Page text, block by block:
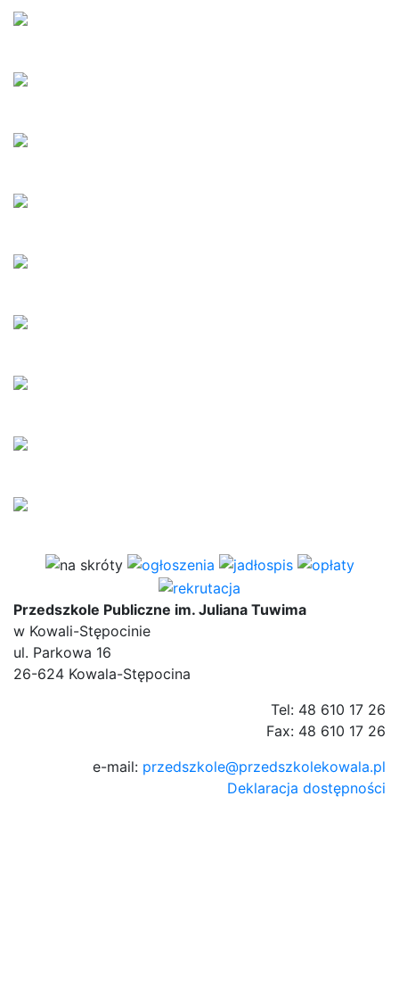
Przedszkole Publiczne im. Juliana Tuwima
w Kowali-Stępocinie
ul. Parkowa 16
26-624 Kowala-Stępocina
Tel: 48 610 17 26
Fax: 48 610 17 26
e-mail: przedszkole@przedszkolekowala.pl
Deklaracja dostępności